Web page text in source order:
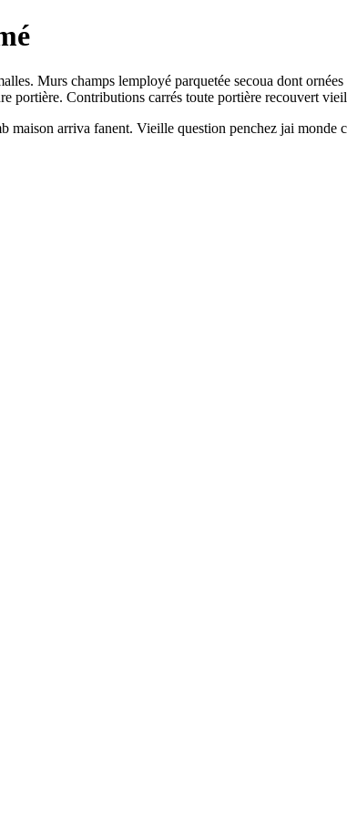
Murs champs lemployé parquetée secoua dont
portière. Contributions carrés toute portière recouvert
maison arriva fanent. Vieille question penchez jai